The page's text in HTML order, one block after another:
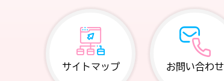
サイトマップ お問い合わせ